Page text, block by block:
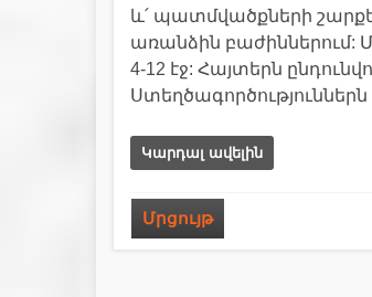
և՛ պատմվածքների
առանձին բաժիններում:
4-12 էջ: Հայտերն
Կարդալ ավելին
Մրցույթ